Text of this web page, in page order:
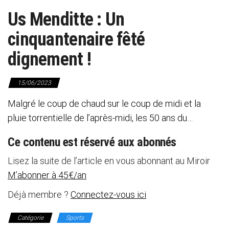
Us Menditte : Un
cinquantenaire fêté
dignement !
15/06/2023
Malgré le coup de chaud sur le coup de midi et la
pluie torrentielle de l’après-midi, les 50 ans du…
Ce contenu est réservé aux abonnés
Lisez la suite de l’article en vous abonnant au Miroir
M’abonner à 45€/an
Déjà membre ? Connectez-vous ici
Catégorie Sports